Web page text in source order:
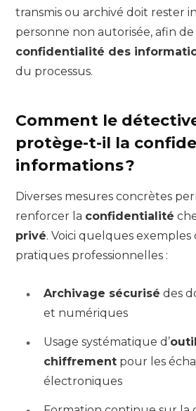
transmis ou archivé doit rester
personne non autorisée, afin
confidentialité des
du processus.
Comment le
protège-t-il la
informations ?
Diverses mesures concrètes
renforcer la confidentialité
privé. Voici quelques exemples
pratiques professionnelles :
Archivage sécurisé des
et numériques
Usage systématique d’
chiffrement pour les
électroniques